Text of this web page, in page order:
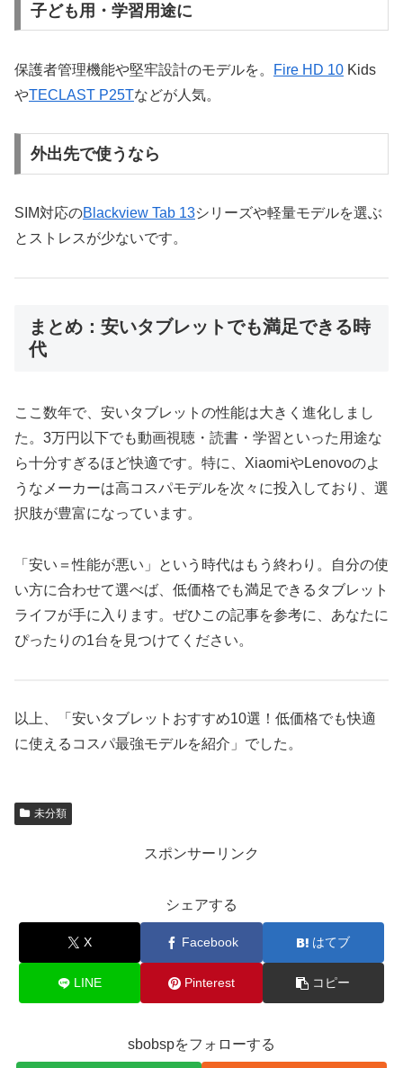
子ども用・学習用途に
保護者管理機能や堅牢設計のモデルを。 Fire HD 10 Kids
やTECLAST P25Tなどが人気。
外出先で使うなら
SIM対応のBlackview Tab 13シリーズや軽量モデルを選ぶ
とストレスが少ないです。
まとめ：安いタブレットでも満足できる時
代
ここ数年で、安いタブレットの性能は大きく進化しまし
た。3万円以下でも動画視聴・読書・学習といった用途な
ら十分すぎるほど快適です。特に、XiaomiやLenovoのよ
うなメーカーは高コスパモデルを次々に投入しており、選
択肢が豊富になっています。
「安い＝性能が悪い」という時代はもう終わり。自分の使
い方に合わせて選べば、低価格でも満足できるタブレット
ライフが手に入ります。ぜひこの記事を参考に、あなたに
ぴったりの1台を見つけてください。
以上、「安いタブレットおすすめ10選！低価格でも快適
に使えるコスパ最強モデルを紹介」でした。
未分類
スポンサーリンク
シェアする
X Facebook はてブ
LINE Pinterest コピー
sbobspをフォローする